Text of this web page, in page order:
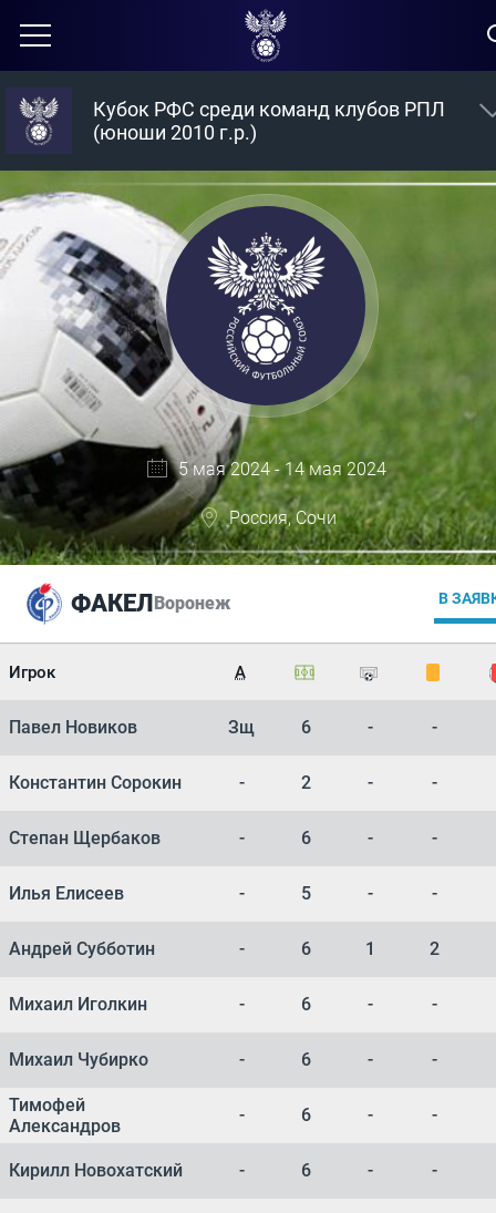
Кубок РФС среди команд клубов РПЛ
(юноши 2010 г.р.)
5 мая 2024 - 14 мая 2024
Россия, Сочи
ФАКЕЛВоронеж В
Игрок А
Павел Новиков Зщ 6 - -
Константин Сорокин - 2 - -
Степан Щербаков - 6 - -
Илья Елисеев - 5 - -
Андрей Субботин - 6 1 2
Михаил Иголкин - 6 - -
Михаил Чубирко - 6 - -
Тимофей
Александров
- 6 - -
Кирилл Новохатский - 6 - -